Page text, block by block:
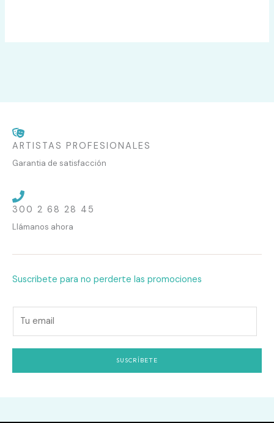
ARTISTAS PROFESIONALES
Garantia de satisfacción
300 2 68 28 45
Llámanos ahora
Suscribete para no perderte las promociones
l
SUSCRÍBETE